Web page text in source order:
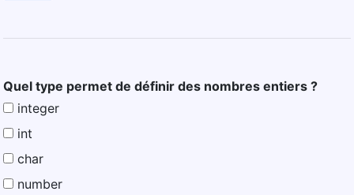
Quel type permet de définir des nombres entiers ?
integer
int
char
number